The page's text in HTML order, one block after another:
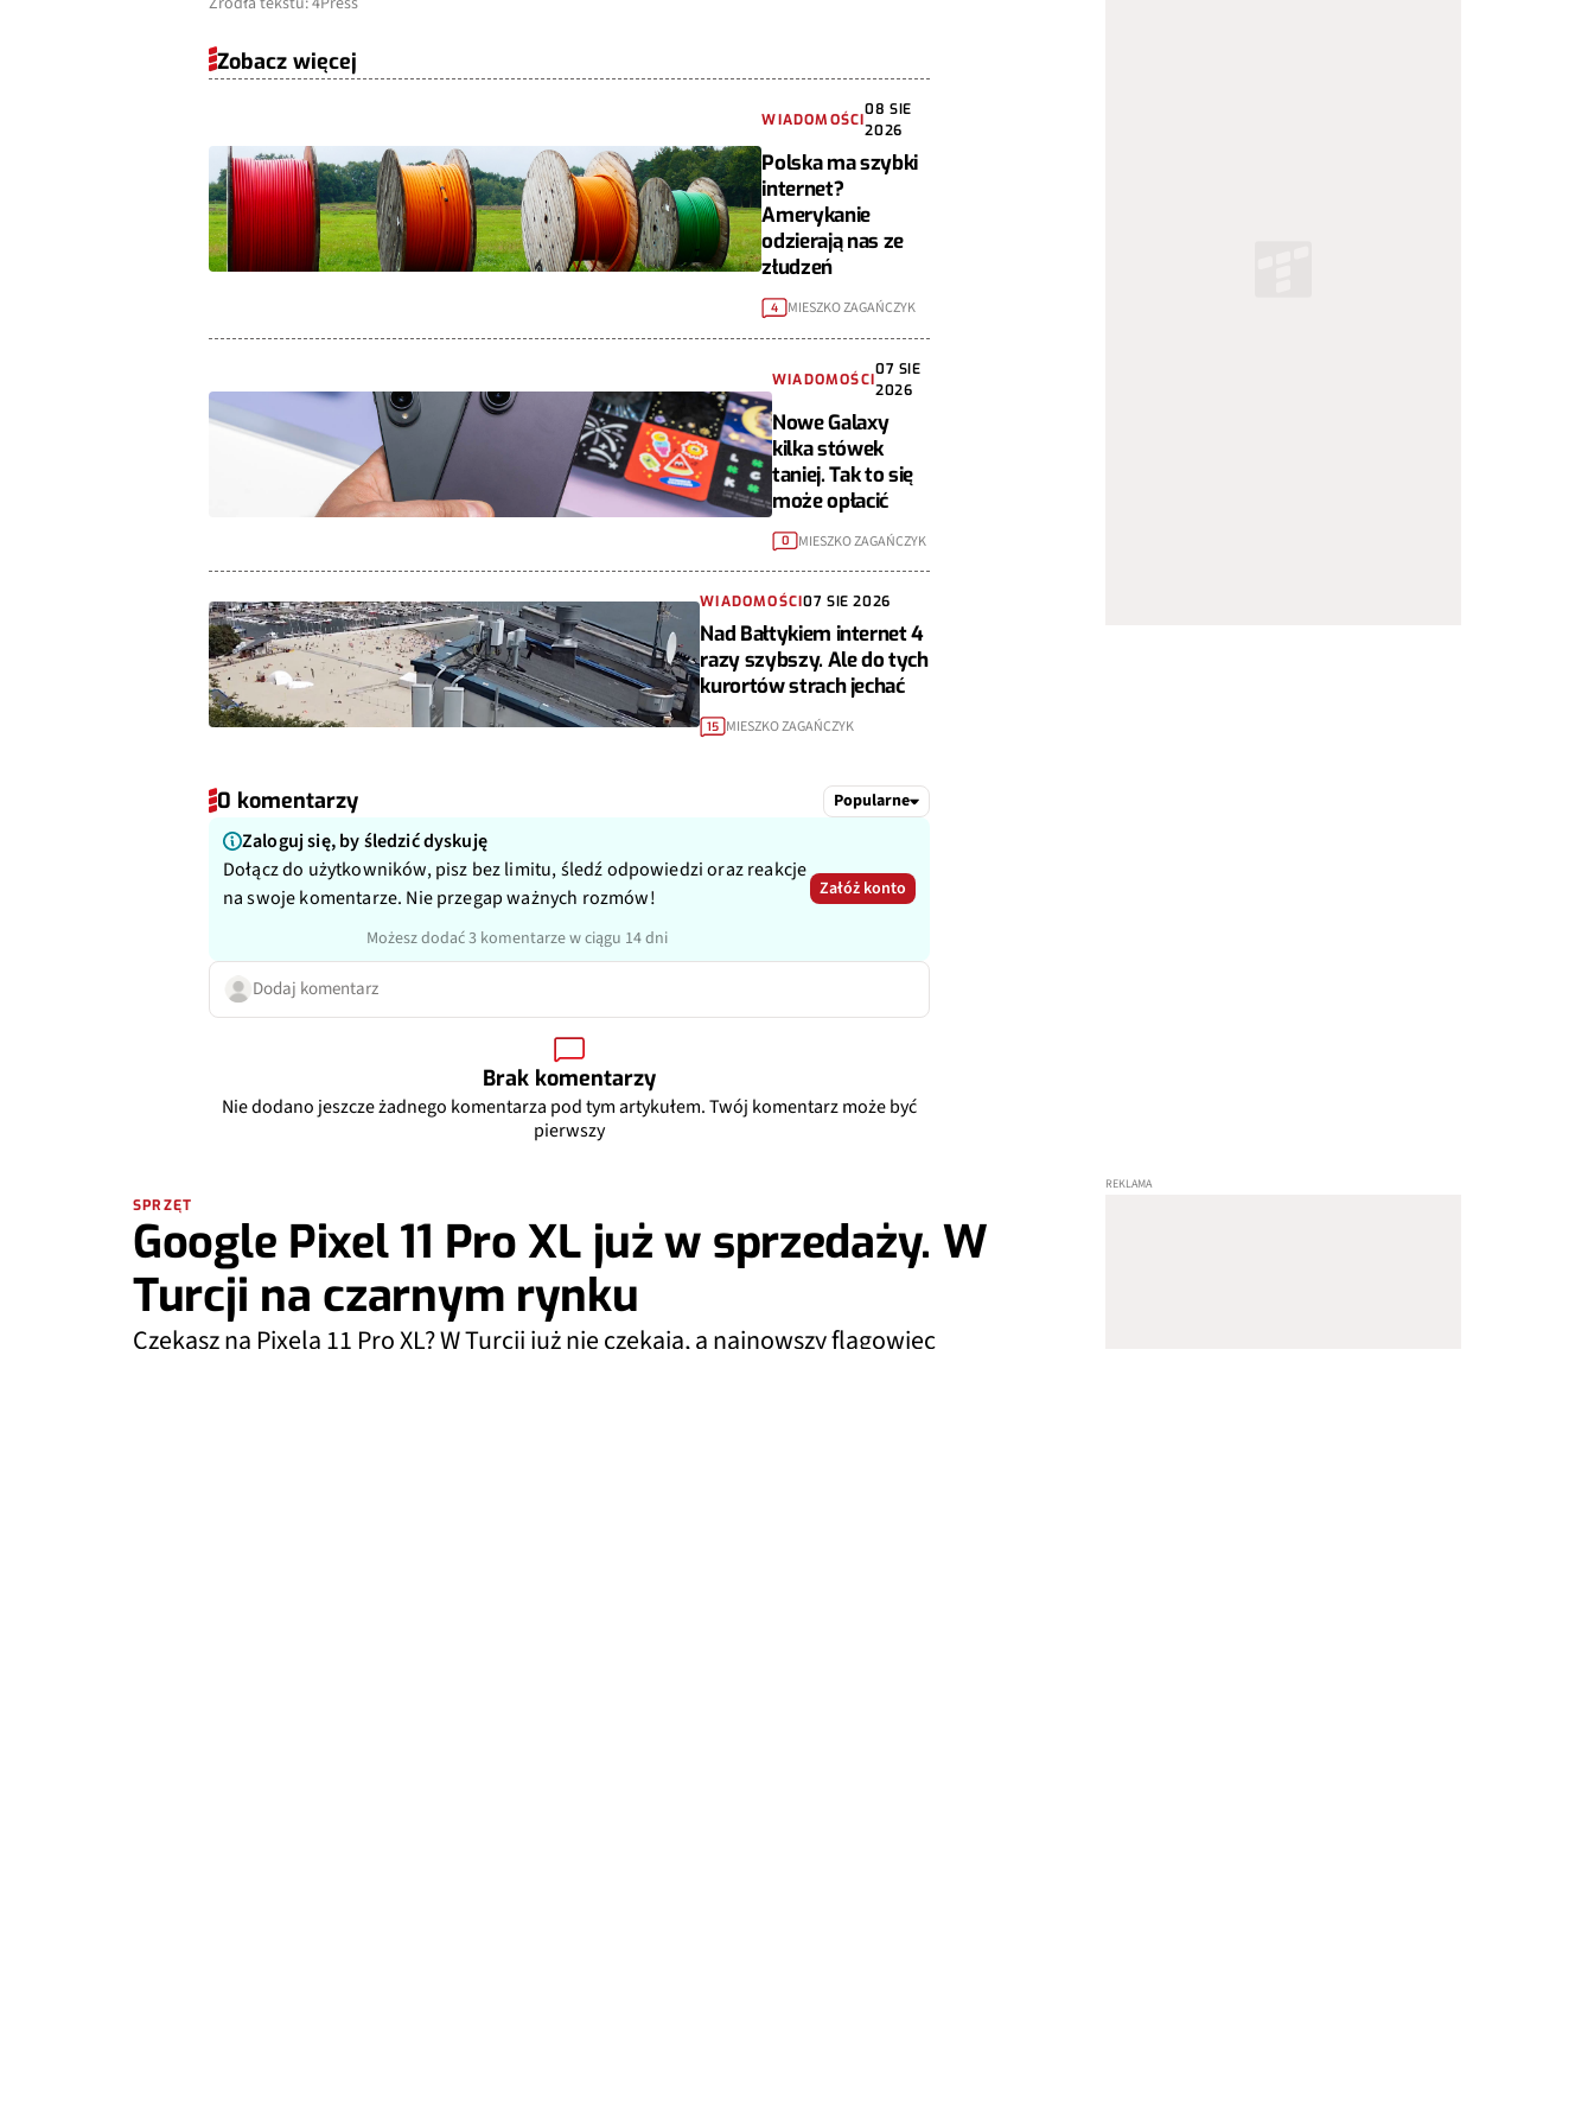
Zobacz więcej
WIADOMOŚCI
08 SIE
2026
Polska ma szybki
internet?
Amerykanie
odzierają nas ze
złudzeń
4 MIESZKO ZAGAŃCZYK
WIADOMOŚCI
07 SIE
2026
Nowe Galaxy
kilka stówek
taniej. Tak to się
może opłacić
0 MIESZKO ZAGAŃCZYK
WIADOMOŚCI07 SIE 2026
Nad Bałtykiem internet 4
razy szybszy. Ale do tych
kurortów strach jechać
15 MIESZKO ZAGAŃCZYK
0 komentarzy Popularne
Zaloguj się, by śledzić dyskuję
Dołącz do użytkowników, pisz bez limitu, śledź odpowiedzi oraz reakcje
na swoje komentarze. Nie przegap ważnych rozmów!
Możesz dodać 3 komentarze w ciągu 14 dni
Załóż konto
Dodaj komentarz
Brak komentarzy
Nie dodano jeszcze żadnego komentarza pod tym artykułem. Twój komentarz może być
pierwszy
SPRZĘT
Google Pixel 11 Pro XL już w sprzedaży. W
Turcji na czarnym rynku
Czekasz na Pixela 11 Pro XL? W Turcji już nie czekają, a najnowszy flagowiec